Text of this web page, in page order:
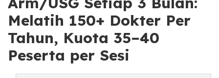
Melatih 150+ Dokter Per
Tahun, Kuota 35–40
Peserta per Sesi